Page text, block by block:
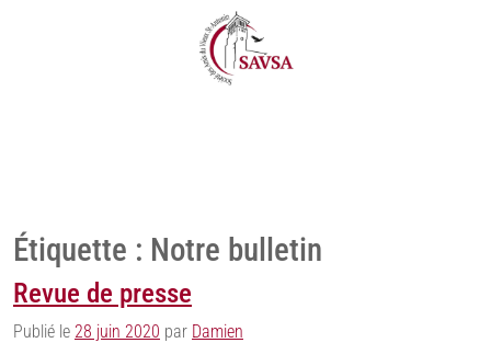
Étiquette : Notre bulletin
Revue de presse
Publié le 28 juin 2020 par Damien